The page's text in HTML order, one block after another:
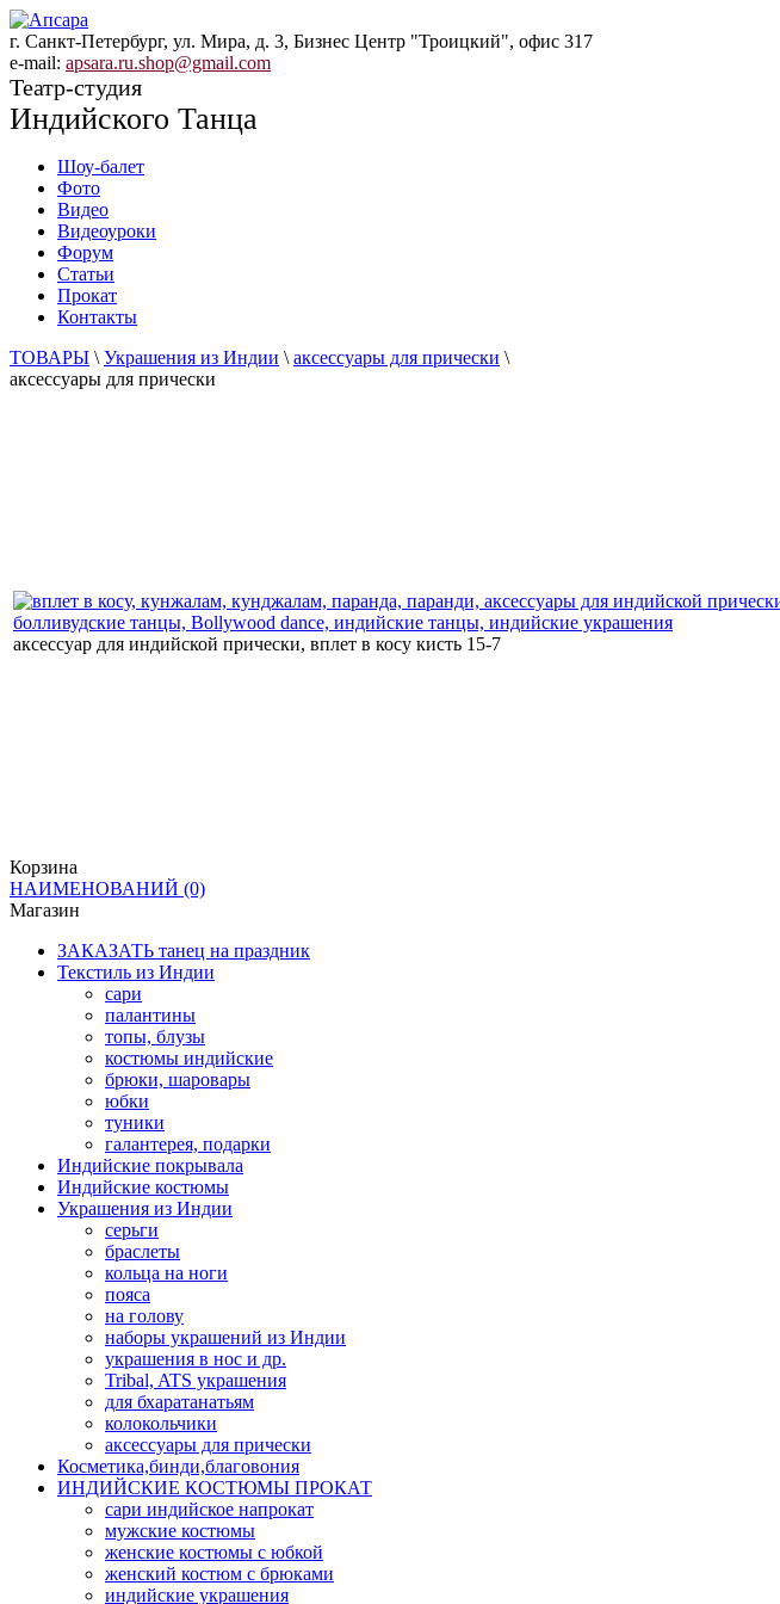
г. Санкт-Петербург, ул. Мира, д. 3, Бизнес Центр "Троицкий", офис 317
e-mail: apsara.ru.shop@gmail.com
Театр-студия
Индийского Танца
Шоу-балет
Фото
Видео
Видеоуроки
Форум
Статьи
Прокат
Контакты
ТОВАРЫ \ Украшения из Индии \ аксессуары для прически \
аксессуары для прически
аксессуар для индийской прически, вплет в косу кисть 15-7
Корзина
НАИМЕНОВАНИЙ (0)
Магазин
ЗАКАЗАТЬ танец на праздник
Текстиль из Индии
сари
палантины
топы, блузы
костюмы индийские
брюки, шаровары
юбки
туники
галантерея, подарки
Индийские покрывала
Индийские костюмы
Украшения из Индии
серьги
браслеты
кольца на ноги
пояса
на голову
наборы украшений из Индии
украшения в нос и др.
Tribal, ATS украшения
для бхаратанатьям
колокольчики
аксессуары для прически
Косметика,бинди,благовония
ИНДИЙСКИЕ КОСТЮМЫ ПРОКАТ
сари индийское напрокат
мужские костюмы
женские костюмы с юбкой
женский костюм с брюками
индийские украшения